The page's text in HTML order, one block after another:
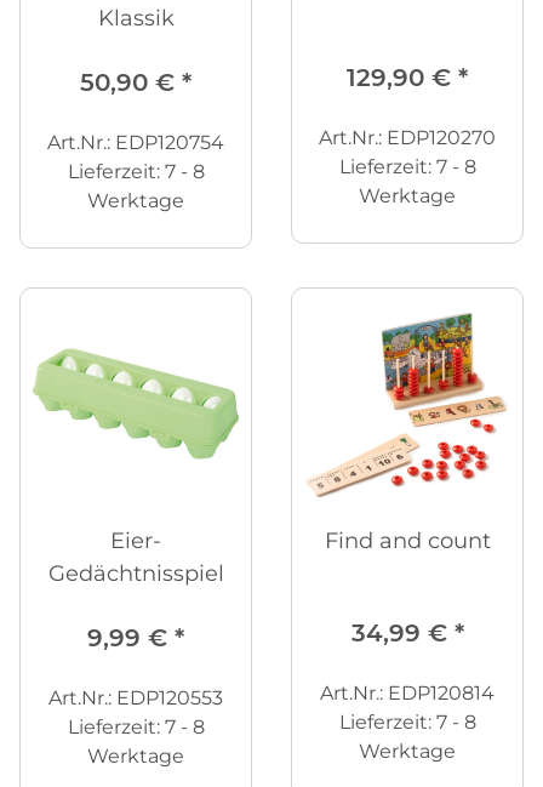
Klassik
50,90 € *
Art.Nr.: EDP120754
Lieferzeit: 7 - 8
Werktage
129,90 € *
Art.Nr.: EDP120270
Lieferzeit: 7 - 8
Werktage
Eier-
Gedächtnisspiel
9,99 € *
Art.Nr.: EDP120553
Lieferzeit: 7 - 8
Werktage
Find and count
34,99 € *
Art.Nr.: EDP120814
Lieferzeit: 7 - 8
Werktage